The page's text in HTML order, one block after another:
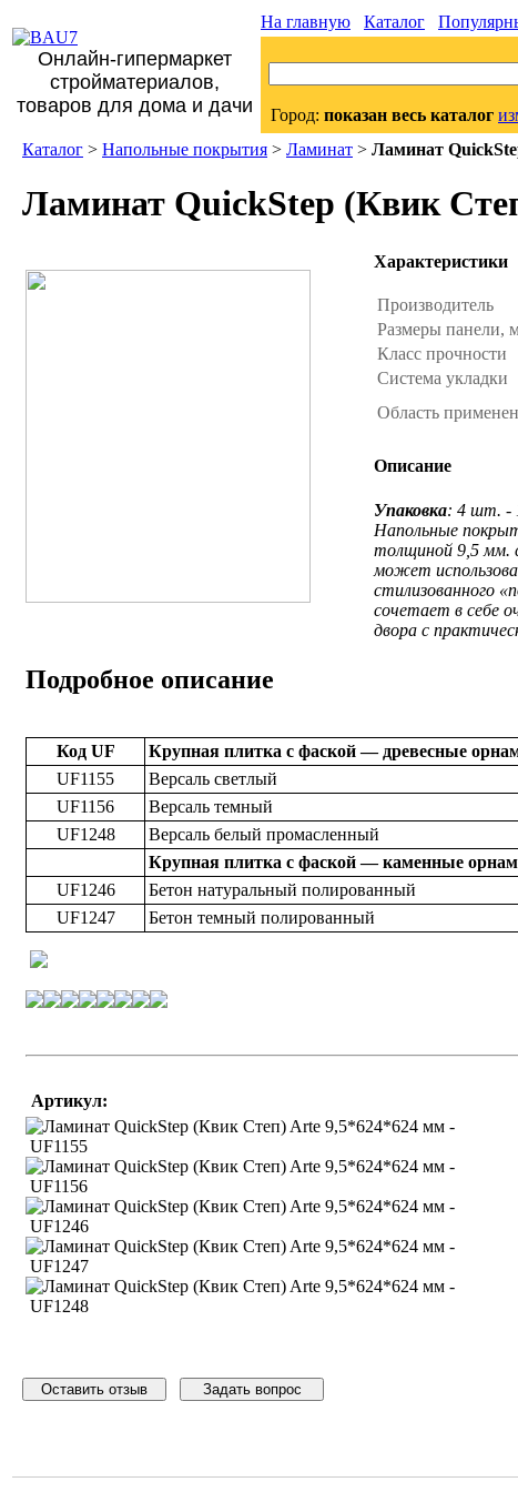
Онлайн-гипермаркет
стройматериалов,
товаров для дома и дачи
На главную Каталог
Город: показан весь каталог
Каталог > Напольные покрытия > Ламинат > Ламинат
Ламинат QuickStep (Квик
Характеристики
Производитель
Размеры панели,
Класс прочности
Система укладки
Область
Описание
Упаковка: 4 шт. -
Напольные
толщиной 9,5 мм.
может
стилизованного
сочетает в себе
двора с
Подробное описание
Код UF
Крупная плитка с фаской — древесные
UF1155
Версаль светлый
UF1156
Версаль темный
UF1248
Версаль белый промасленный
Крупная плитка с фаской — каменные
UF1246
Бетон натуральный полированный
UF1247
Бетон темный полированный
Артикул:
UF1155
UF1156
UF1246
UF1247
UF1248
Оставить отзыв Задать вопрос